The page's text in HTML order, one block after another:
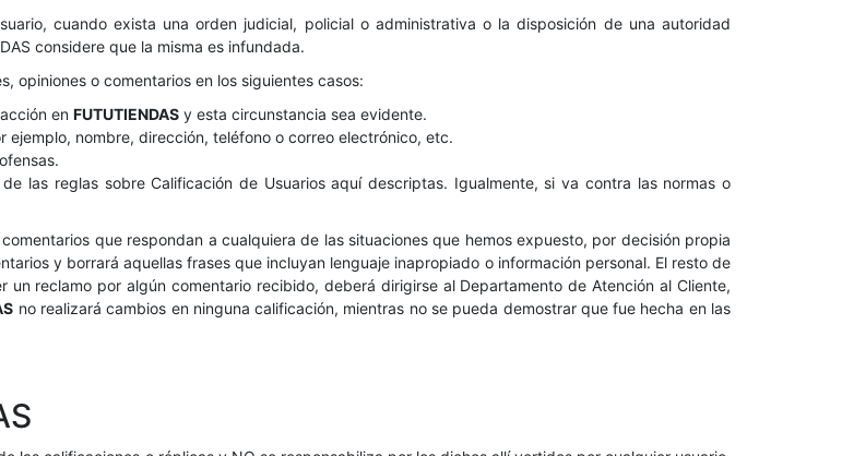
cuando exista una orden judicial, policial o administrativa o la disposición de una autoridad
considere que la misma es infundada.
opiniones o comentarios en los siguientes casos:
en FUTUTIENDAS y esta circunstancia sea evidente.
nombre, dirección, teléfono o correo electrónico, etc.
las reglas sobre Calificación de Usuarios aquí descriptas. Igualmente, si va contra las normas o
que respondan a cualquiera de las situaciones que hemos expuesto, por decisión propia
y borrará aquellas frases que incluyan lenguaje inapropiado o información personal. El resto de
reclamo por algún comentario recibido, deberá dirigirse al Departamento de Atención al Cliente,
no realizará cambios en ninguna calificación, mientras no se pueda demostrar que fue hecha en las